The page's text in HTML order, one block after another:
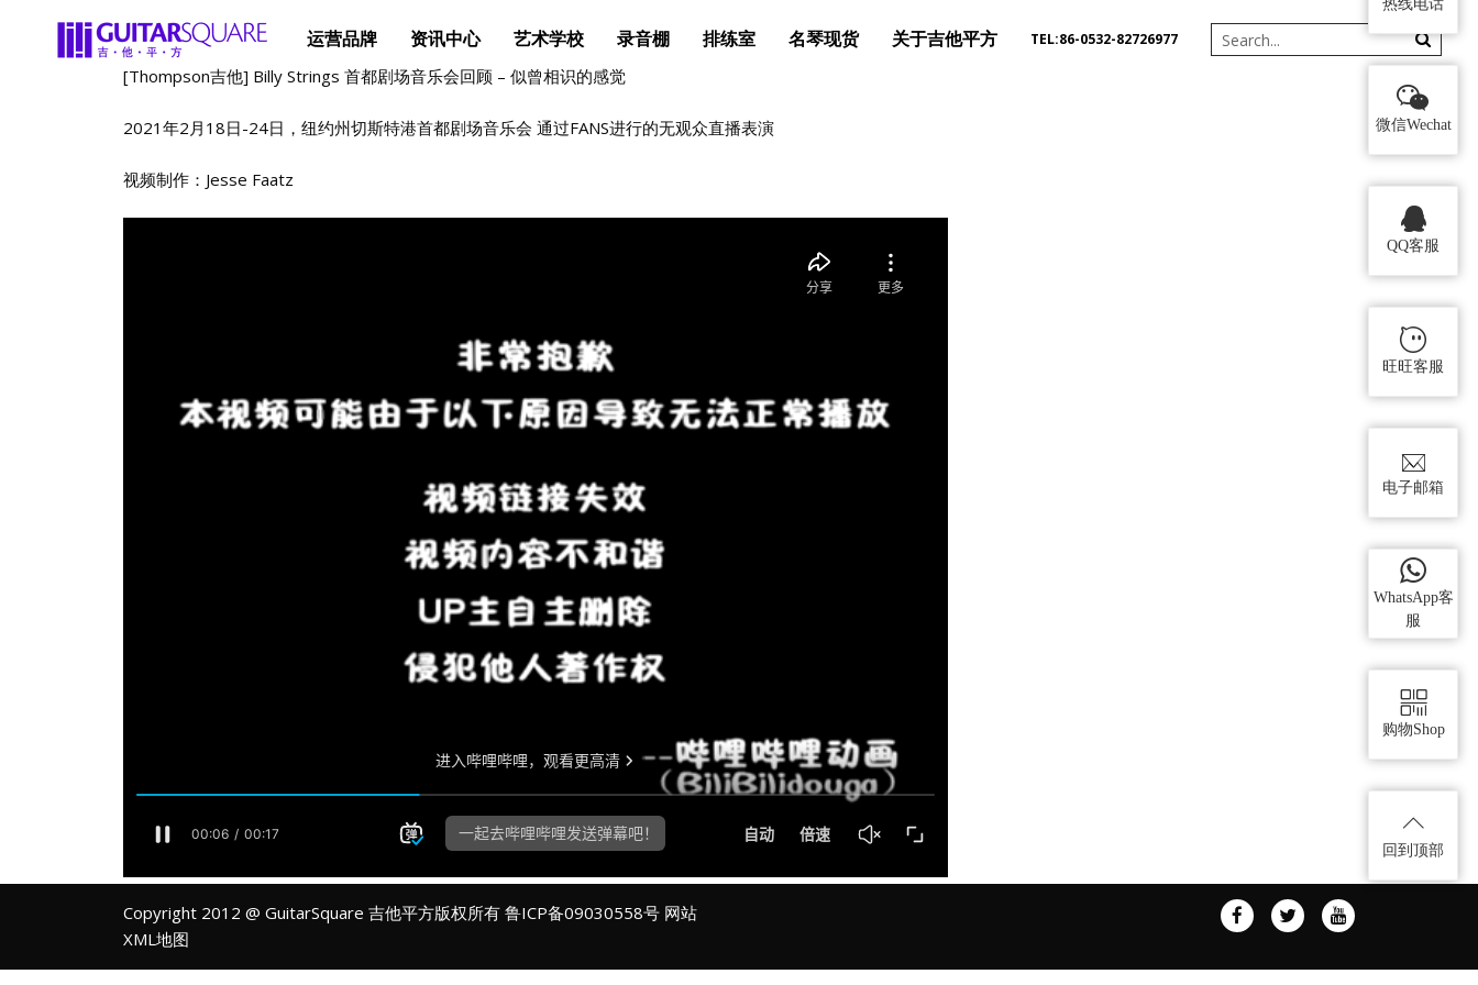
运营品牌 资讯中心 艺术学校 录音棚 排练室 名琴现货 关于吉他平方 TEL:86-0532-82726977
[Thompson吉他] Billy Strings 首都剧场音乐会回顾 – 似曾相识的感觉
2021年2月18日-24日，纽约州切斯特港首都剧场音乐会 通过FANS进行的无观众直播表演
视频制作：Jesse Faatz
热线电话
微信Wechat
QQ客服
旺旺客服
电子邮箱
WhatsApp客
服
购物Shop
回到顶部
Copyright 2012 @ GuitarSquare 吉他平方版权所有 鲁ICP备09030558号 网站
XML地图